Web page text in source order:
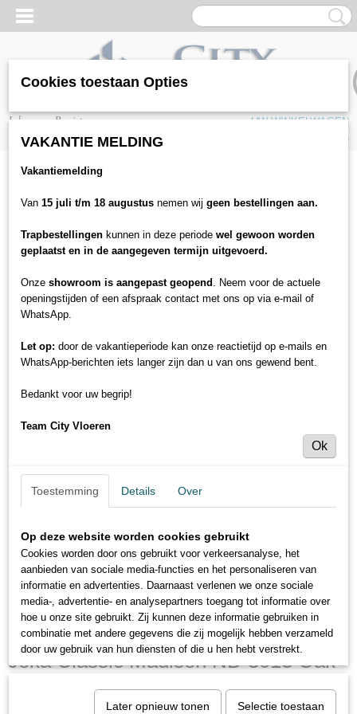
Inloggen Registreren
UW WINKELWAGEN
(0)
Home
Oak zand Vielstab
Joka Classic Madison ND 3013 Oak
zand Vielstab
Cookies toestaan Opties
VAKANTIE MELDING
Vakantiemelding
Van 15 juli t/m 18 augustus nemen wij geen bestellingen aan.
Trapbestellingen kunnen in deze periode wel gewoon worden
geplaatst en in de aangegeven termijn uitgevoerd.
Onze showroom is aangepast geopend . Neem voor de actuele
openingstijden of een afspraak contact met ons op via e-mail of
WhatsApp.
Let op: door de vakantieperiode kan onze reactietijd op e-mails en
WhatsApp-berichten iets langer zijn dan u van ons gewend bent.
Bedankt voor uw begrip!
Team City Vloeren
Ok
Toestemming Details Over
Op deze website worden cookies gebruikt
Cookies worden door ons gebruikt voor verkeersanalyse, het
aanbieden van sociale media-functies en het personaliseren van
informatie en advertenties. Daarnaast verlenen we onze sociale
media-, advertentie- en analysepartners toegang tot informatie over
hoe u onze site gebruikt. Zij kunnen deze informatie gebruiken in
combinatie met andere gegevens die zij mogelijk hebben verzameld
door uw gebruik van hun diensten of die u hen hebt verstrekt.
Later opnieuw tonen Selectie toestaan